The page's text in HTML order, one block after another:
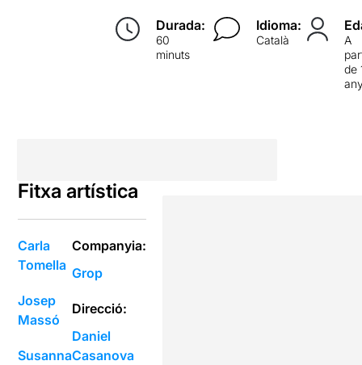
Durada:
60
minuts
Idioma:
Català
A
de
Fitxa artística
Carla
Tomella
Josep
Massó
Susanna
Companyia:
Grop
Direcció:
Daniel
Casanova